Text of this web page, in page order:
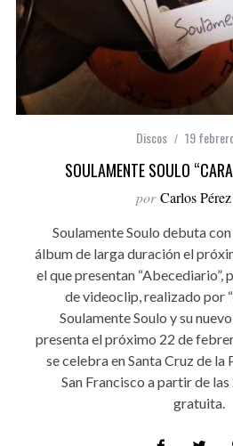
Discos 19
SOULAMENTE SOULO
por Carlos
Soulamente Soulo debuta
álbum de larga duración el
el que presentan “Abecediario”,
de videoclip, realizado por
Soulamente Soulo y su
presenta el próximo 22 de
se celebra en Santa Cruz de la
San Francisco a partir de
gratuita.